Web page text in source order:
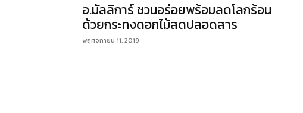
อ.มัลลิการ์ ชวนอร่อยพร้อมลดโลกร้อน
ด้วยกระทงดอกไม้สดปลอดสาร
พฤศจิกายน 11, 2019